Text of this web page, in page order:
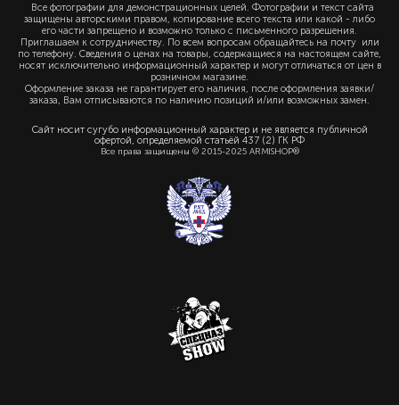
Все фотографии для демонстрационных целей. Фотографии и текст сайта
защищены авторскими правом, копирование всего текста или какой - либо
его части запрещено и возможно только с письменного разрешения.
Приглашаем к сотрудничеству. По всем вопросам обращайтесь на почту или
по телефону. Сведения о ценах на товары, содержащиеся на настоящем сайте,
носят исключительно информационный характер и могут отличаться от цен в
розничном магазине.
Оформление заказа не гарантирует его наличия, после оформления заявки/
заказа, Вам отписываются по наличию позиций и/или возможных замен.
Сайт носит сугубо информационный характер и не является публичной
офертой, определяемой статьёй 437 (2) ГК РФ
Все права защищены © 2015-2025 ARMISHOP®